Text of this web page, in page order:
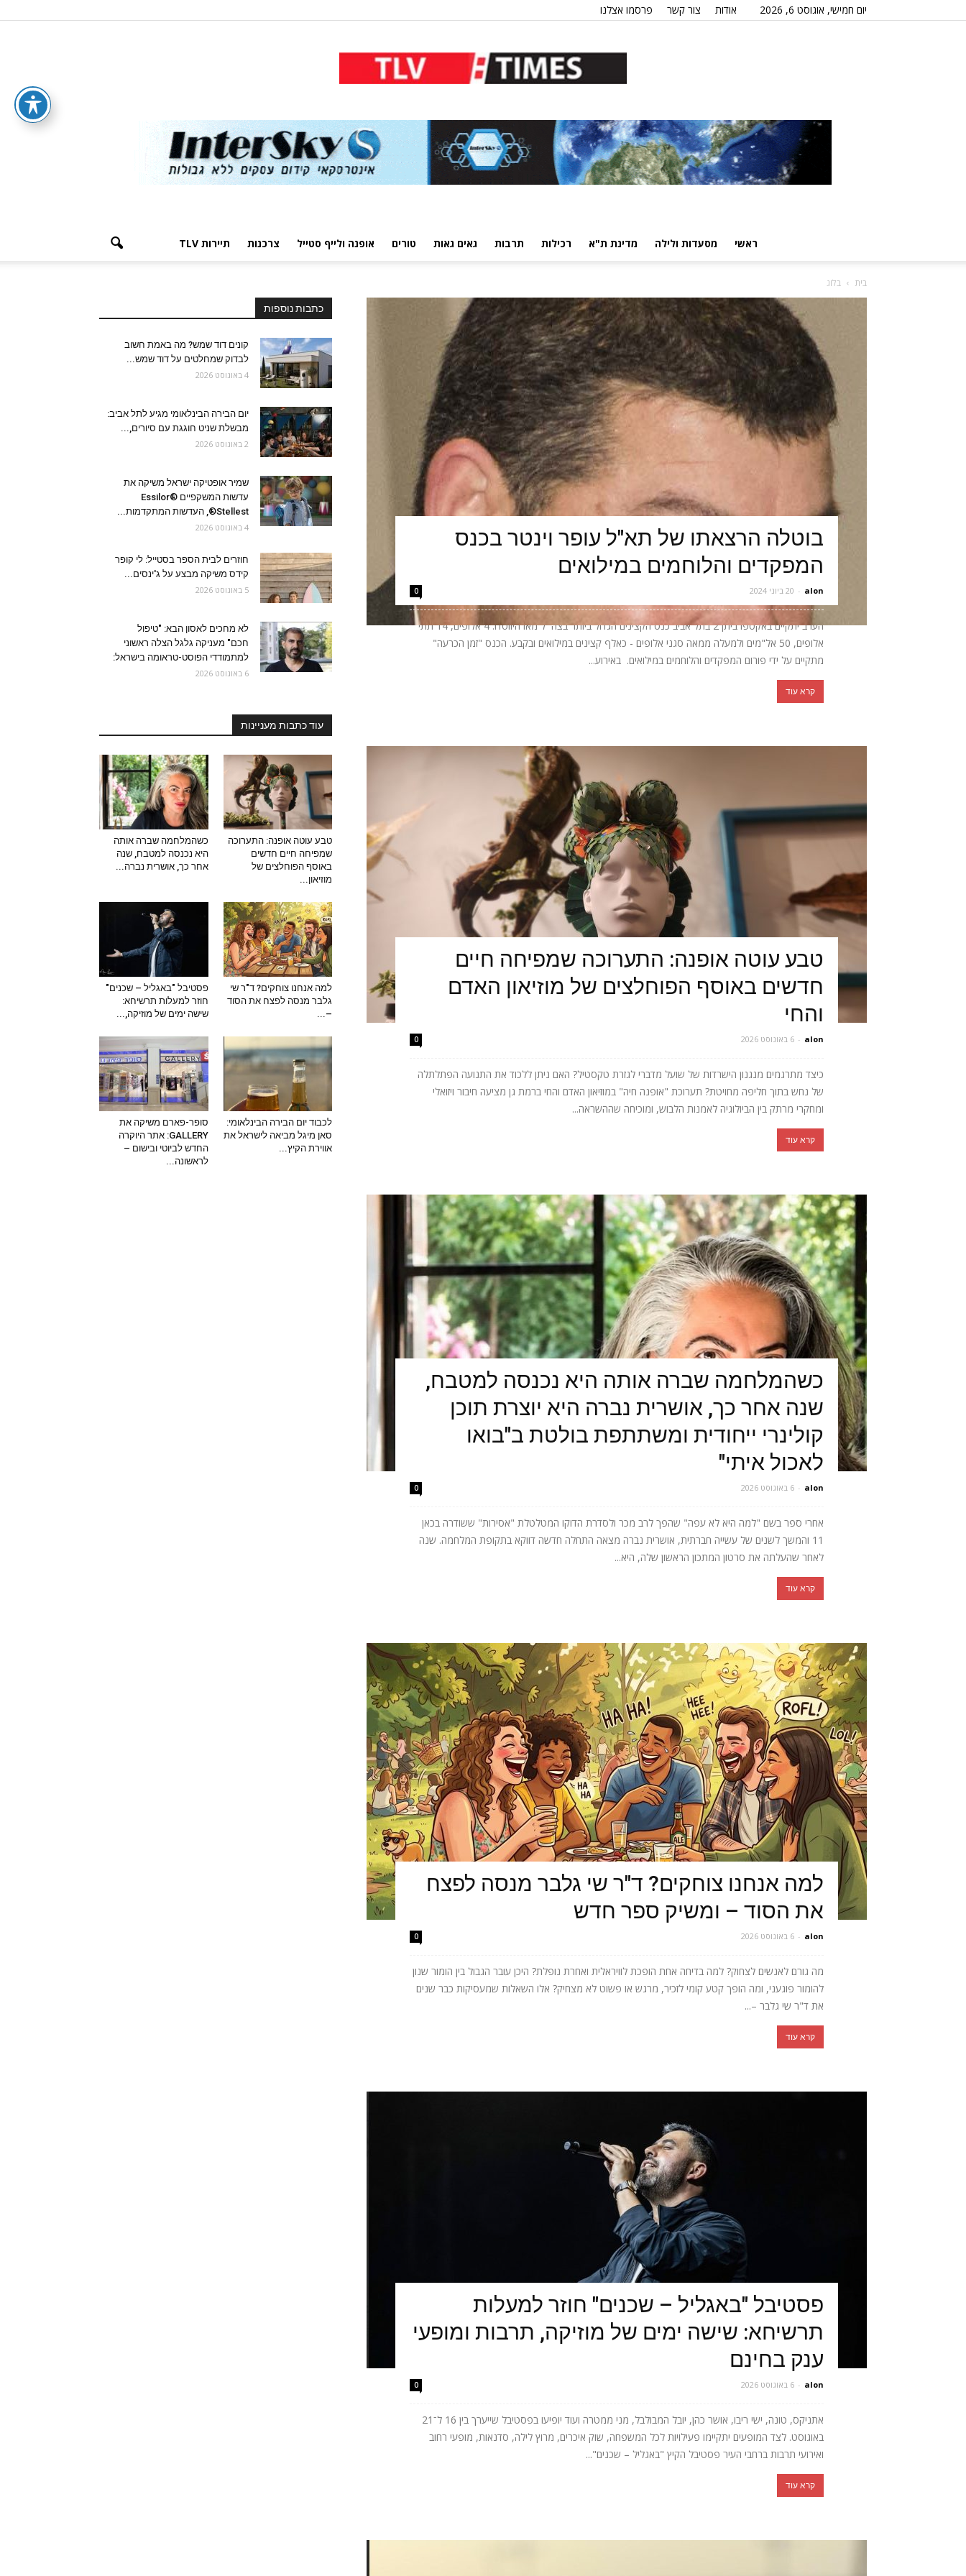
יום חמישי, אוגוסט 6, 2026 אודות צור קשר פרסמו אצלנו
ראשי מסעדות ולילה מדינת ת"א רכילות תרבות גאים גאות טורים אופנה ולייף סטייל צרכנות תיירות TLV
בית בלוג
בוטלה הרצאתו של תא"ל עופר וינטר בכנס
המפקדים והלוחמים במילואים
alon
- 20 ביוני 2024 0
הערב יתקיים באקספו ביתן 2 בתל אביב כנס הקצינים הגדול ביותר בצה״ל מאז היווסדו: 4 אלופים, 14 תתי
אלופים, 50 אל"מים ולמעלה ממאה סגני אלופים - כאלף קצינים במילואים ובקבע. הכנס "זמן הכרעה"
מתקיים על ידי פורום המפקדים והלוחמים במילואים. באירוע...
קרא עוד
טבע עוטה אופנה: התערוכה שמפיחה חיים
חדשים באוסף הפוחלצים של מוזיאון האדם
והחי
alon
- 6 באוגוסט 2026 0
כיצד מתרגמים מנגנון הישרדות של שועל מדברי לגזרת טקסטיל? האם ניתן ללכוד את התנועה הפתלתלה
של נחש בתוך חליפה מחויטת? תערוכת "אופנה חיה" במוזיאון האדם והחי ברמת גן מציעה חיבור ויזואלי
ומחקרי מרתק בין הביולוגיה לאמנות הלבוש, ומוכיחה שההשראה...
קרא עוד
כשהמלחמה שברה אותה היא נכנסה למטבח,
שנה אחר כך, אושרית נברה היא יוצרת תוכן
קולינרי ייחודית ומשתתפת בולטת ב"בואו
לאכול איתי"
alon
- 6 באוגוסט 2026 0
אחרי ספר בשם "למה היא לא עפה" שהפך לרב מכר ולסדרת הדוקו המטלטלת "אסירות" ששודרה בכאן
11 והמשך לשנים של עשייה חברתית, אושרית נברה מצאה התחלה חדשה דווקא בתקופת המלחמה. שנה
לאחר שהעלתה את סרטון המתכון הראשון שלה, היא...
קרא עוד
למה אנחנו צוחקים? ד"ר שי גלבר מנסה לפצח
את הסוד – ומשיק ספר חדש
alon
- 6 באוגוסט 2026 0
מה גורם לאנשים לצחוק? למה בדיחה אחת הופכת לוויראלית ואחרת נופלת? היכן עובר הגבול בין הומור שנון
להומור פוגעני, ומה הופך קטע קומי לזכיר, מרגש או פשוט לא מצחיק? אלו השאלות שמעסיקות כבר שנים
את ד"ר שי גלבר –...
קרא עוד
פסטיבל "באגליל – שכנים" חוזר למעלות
תרשיחא: שישה ימים של מוזיקה, תרבות ומופעי
ענק בחינם
alon
- 6 באוגוסט 2026 0
אתניקס, טונה, ישי ריבו, אושר כהן, יובל המבולבל, מני ממטרה ועוד יופיעו בפסטיבל שייערך בין 16 ל־21
באוגוסט. לצד המופעים יתקיימו פעילויות לכל המשפחה, שוק איכרים, מרוץ לילה, סדנאות, מופעי רחוב
ואירועי תרבות ברחבי העיר פסטיבל הקיץ "באגליל – שכנים"...
קרא עוד
כתבות נוספות
קונים דוד שמש? מה באמת חשוב
לבדוק שמחלטים על דוד שמש...
4 באוגוסט 2026
יום הבירה הבינלאומי מגיע לתל אביב:
מבשלת שניט חוגגת עם סיורים,...
2 באוגוסט 2026
שמיר אופטיקה ישראל משיקה את
עדשות המשקפיים Essilor®
Stellest®, העדשות המתקדמות...
4 באוגוסט 2026
חוזרים לבית הספר בסטייל: לי קופר
קידס משיקה מבצע על ג'ינסים...
5 באוגוסט 2026
לא מחכים לאסון הבא: "טיפול
חכם" מעניקה גלגל הצלה ראשוני
למתמודדי הפוסט-טראומה בישראל:
6 באוגוסט 2026
עוד כתבות מעניינות
טבע עוטה אופנה: התערוכה
שמפיחה חיים חדשים
באוסף הפוחלצים של
מוזיאון...
כשהמלחמה שברה אותה
היא נכנסה למטבח, שנה
אחר כך, אושרית נברה...
למה אנחנו צוחקים? ד"ר שי
גלבר מנסה לפצח את הסוד
–...
פסטיבל "באגליל – שכנים"
חוזר למעלות תרשיחא:
שישה ימים של מוזיקה,...
לכבוד יום הבירה הבינלאומי:
סאן מיגל מביאה לישראל את
אווירת הקיץ...
סופר-פארם משיקה את
GALLERY: אתר היוקרה
החדש לביוטי ובישום –
לראשונה...